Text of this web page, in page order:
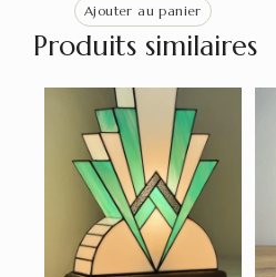
Ajouter au panier
Produits similaires